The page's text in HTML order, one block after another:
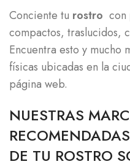
Conciente tu rostro con
compactos, traslucidos,
Encuentra esto y mucho
físicas ubicadas en la
página web.
NUESTRAS
DE TU ROSTRO